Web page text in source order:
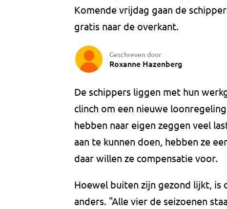
Komende vrijdag gaan de
gratis naar de overkant.
Geschreven door
Roxanne Hazenberg
De schippers liggen met hun
clinch om een nieuwe
hebben naar eigen zeggen veel
aan te kunnen doen, hebben ze
daar willen ze compensatie voor.
Hoewel buiten zijn gezond lijkt,
anders. "Alle vier de seizoenen